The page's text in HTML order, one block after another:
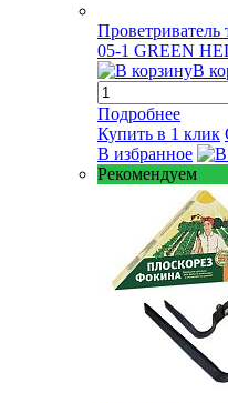
Проветриватель
05-1 GREEN
В
Подробнее
Купить в 1 клик
В избранное
Рекомендуем